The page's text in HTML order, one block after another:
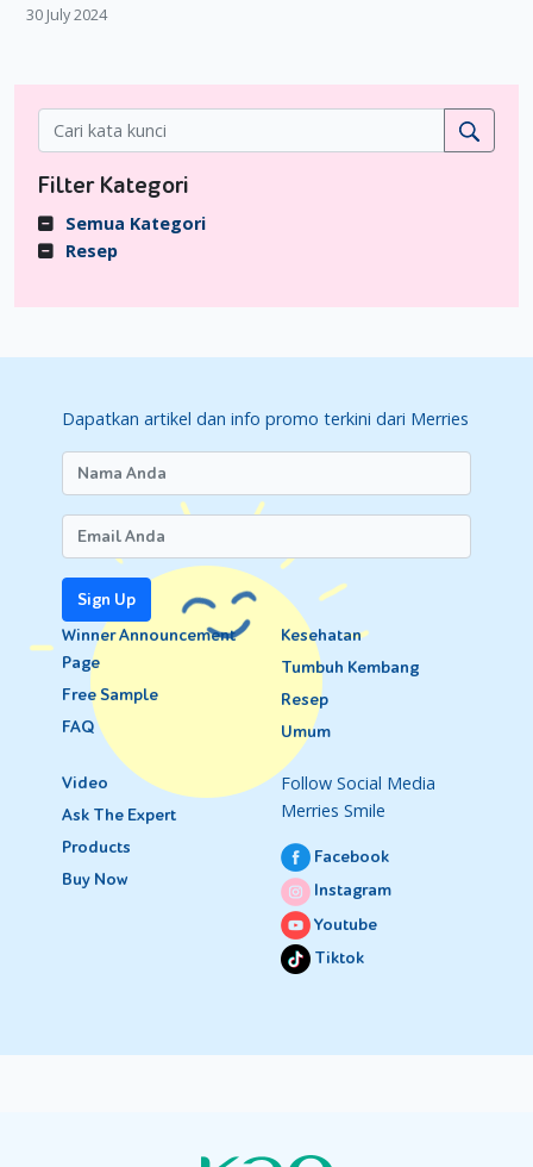
30 July 2024
Filter Kategori
Semua Kategori
Resep
Dapatkan artikel dan info promo terkini dari Merries
Sign Up
Winner Announcement
Page
Free Sample
FAQ
Kesehatan
Tumbuh Kembang
Resep
Umum
Video
Ask The Expert
Products
Buy Now
Follow Social Media
Merries Smile
Facebook
Instagram
Youtube
Tiktok